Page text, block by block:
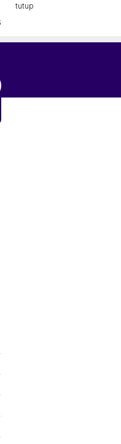
tutup
Romantis Baru